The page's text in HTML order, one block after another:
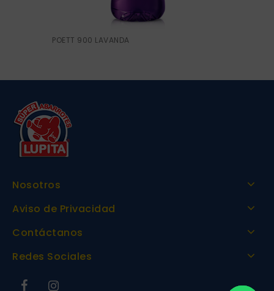
POETT 900 LAVANDA
Nosotros
Aviso de Privacidad
Contáctanos
Redes Sociales